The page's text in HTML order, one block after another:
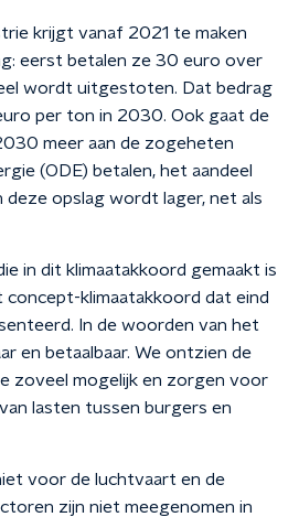
krijgt vanaf 2021 te maken
eerst betalen ze 30 euro over
wordt uitgestoten. Dat bedrag
per ton in 2030. Ook gaat de
meer aan de zogeheten
(ODE) betalen, het aandeel
deze opslag wordt lager, net als
in dit klimaatakkoord gemaakt is
klimaatakkoord dat eind
In de woorden van het
en betaalbaar. We ontzien de
zoveel mogelijk en zorgen voor
lasten tussen burgers en
voor de luchtvaart en de
zijn niet meegenomen in